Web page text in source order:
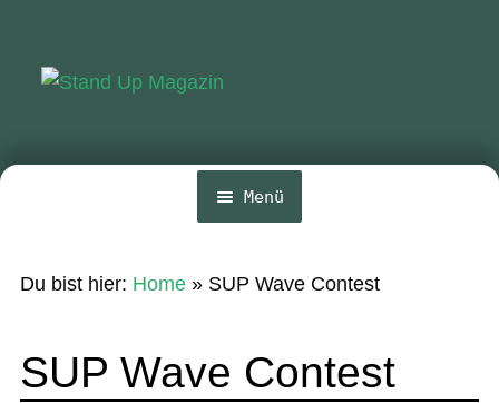
springen
springen
Menü
SUP-Events
Du bist hier: Home» SUP Wave Contest
SUP Wave Contest